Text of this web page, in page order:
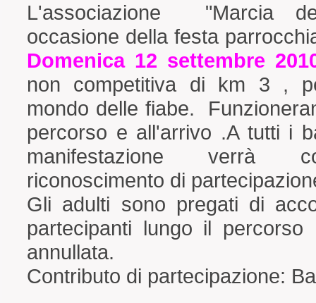
L'associazione "Marcia
occasione della festa
Domenica 12 settembre
non competitiva di km 3 ,
mondo delle fiabe.
percorso e all'arrivo .A tutti i
manifestazione verrà
riconoscimento di
Gli adulti sono pregati di
partecipanti lungo il
annullata.
Contributo di partecipazione: